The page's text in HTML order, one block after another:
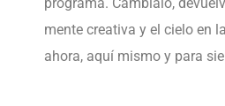
mente creativa y el cielo en
ahora, aquí mismo y para